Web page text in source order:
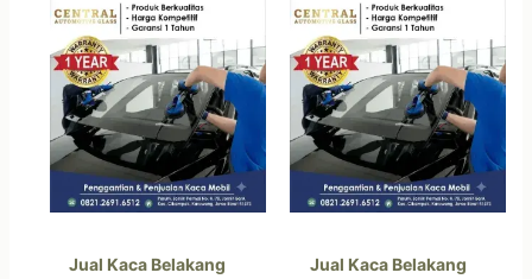
Jual Kaca Belakang Jual Kaca Belakang